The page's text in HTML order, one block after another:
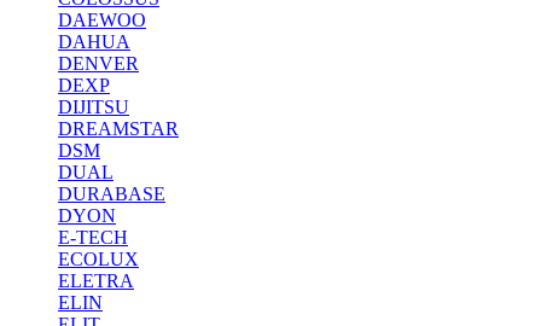
DAEWOO
DAHUA
DENVER
DEXP
DIJITSU
DREAMSTAR
DSM
DUAL
DURABASE
DYON
E-TECH
ECOLUX
ELETRA
ELIN